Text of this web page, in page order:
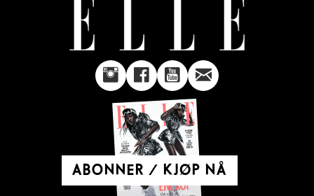
ABONNER / KJØP NÅ